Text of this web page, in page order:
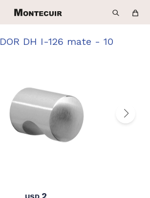
DH I-126 mate - 10
USD 2